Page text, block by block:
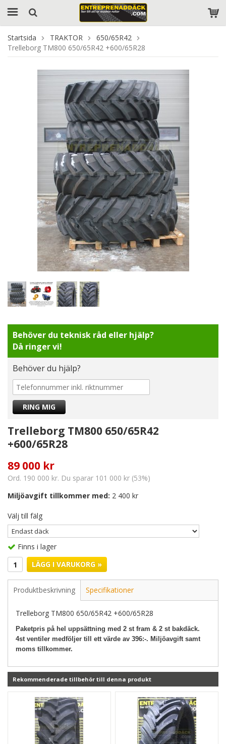
Startsida TRAKTOR
650/65R42
Trelleborg TM800 650/65R42 +600/65R28
Behöver du teknisk råd eller hjälp?
Då ringer vi!
Behöver du hjälp?
Trelleborg TM800 650/65R42
+600/65R28
89 000 kr
Ord. 190 000 kr. Du sparar 101 000 kr (53%)
Miljöavgift tillkommer med: 2 400 kr
Välj till fälg
Finns i lager
LÄGG I VARUKORG »
Produktbeskrivning Specifikationer
Trelleborg TM800 650/65R42 +600/65R28
Paketpris på hel uppsättning med 2 st fram & 2 st bakdäck.
4st ventiler medföljer till ett värde av 396:-. Miljöavgift samt
moms tillkommer.
Rekommenderade tillbehör till denna produkt